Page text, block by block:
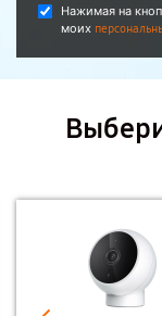
Нажимая на
моих